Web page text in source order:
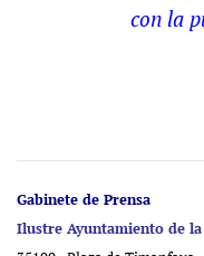
con la
Gabinete de Prensa
Ilustre Ayuntamiento de